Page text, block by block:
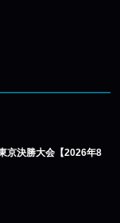
京決勝大会【2026年8